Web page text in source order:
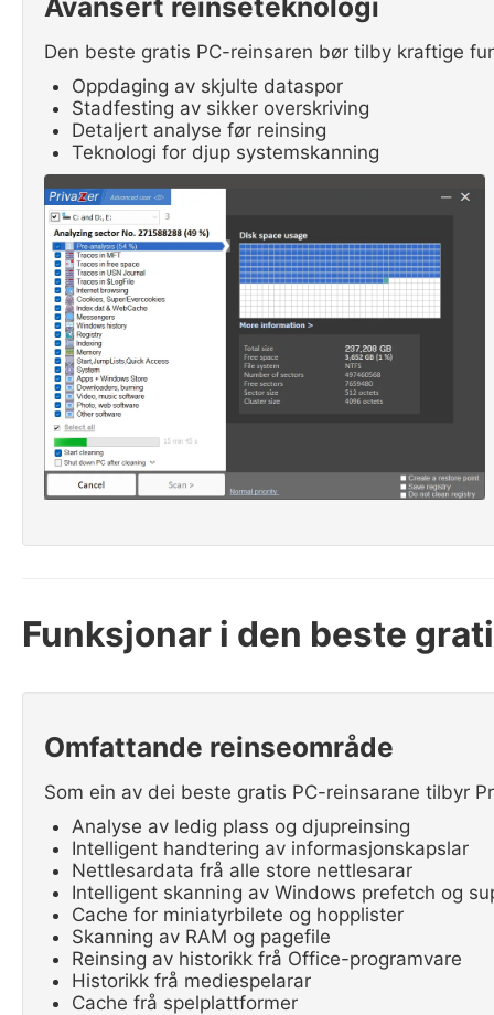
Avansert reinseteknologi
Den beste gratis PC-reinsaren bør tilby kraftige
Oppdaging av skjulte dataspor
Stadfesting av sikker overskriving
Detaljert analyse før reinsing
Teknologi for djup systemskanning
Funksjonar i den beste
Omfattande reinseområde
Som ein av dei beste gratis PC-reinsarane tilbyr
Analyse av ledig plass og djupreinsing
Intelligent handtering av informasjonskapslar
Nettlesardata frå alle store nettlesarar
Intelligent skanning av Windows prefetch og
Cache for miniatyrbilete og hopplister
Skanning av RAM og pagefile
Reinsing av historikk frå Office-programvare
Historikk frå mediespelarar
Cache frå spelplattformer